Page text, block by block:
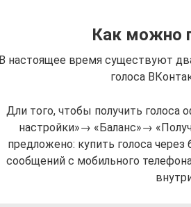
Как можно
В настоящее время существуют
голоса
Дли того, чтобы получить
настройки»→ «Баланс»→
предложено: купить голоса
сообщений с мобильного